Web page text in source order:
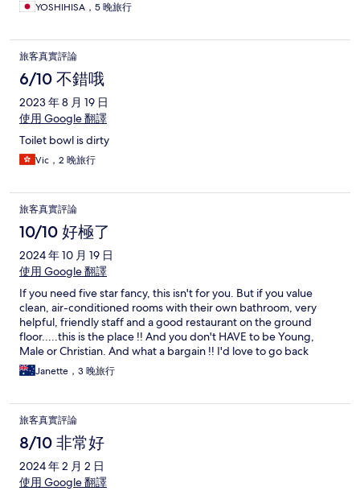
YOSHIHISA，5 晚旅行
旅客真實評論
6/10 不錯哦
2023 年 8 月 19 日
使用 Google 翻譯
Toilet bowl is dirty
Vic，2 晚旅行
旅客真實評論
10/10 好極了
2024 年 10 月 19 日
使用 Google 翻譯
If you need five star fancy, this isn't for you. But if you value
clean, air-conditioned rooms with their own bathroom, very
helpful, friendly staff and a good restaurant on the ground
floor.....this is the place !! And you don't HAVE to be Young,
Male or Christian. And what a bargain !! I'd love to go back
again.Janette，3 晚旅行
旅客真實評論
8/10 非常好
2024 年 2 月 2 日
使用 Google 翻譯